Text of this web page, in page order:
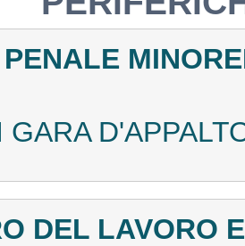
GARA
DEL LAVORO